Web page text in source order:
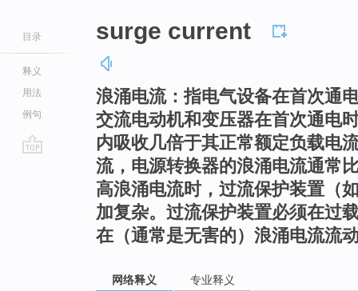
目录
释义
用法
例句
surge current
浪涌电流：指电气设备在首次通
交流电动机和变压器在首次通电
内吸收几倍于其正常额定负载电
流，电源转换器的浪涌电流通常
高浪涌电流时，过流保护装置（
加复杂。过流保护装置必须在过
在（通常是无害的）浪涌电流流
网络释义 专业释义